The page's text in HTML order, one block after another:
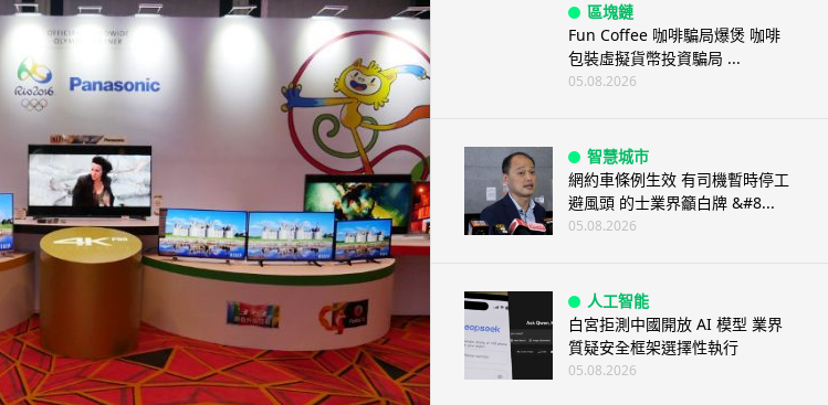
區塊鏈
Fun Coffee 咖啡騙局爆煲 咖啡
包裝虛擬貨幣投資騙局 ...
05.08.2026
智慧城市
網約車條例生效 有司機暫時停工
避風頭 的士業界籲白牌 &#8...
05.08.2026
人工智能
白宮拒測中國開放 AI 模型 業界
質疑安全框架選擇性執行
05.08.2026